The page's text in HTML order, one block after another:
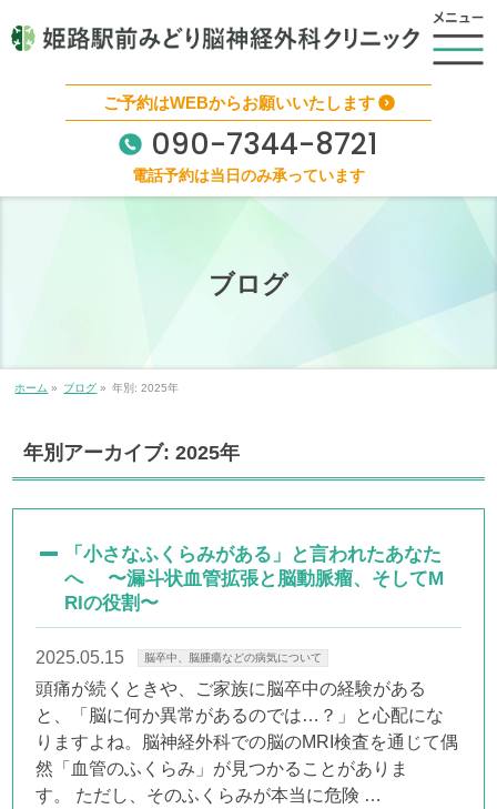
ご予約はWEBからお願いいたします
090-7344-8721
電話予約は当日のみ承っています
ブログ
ホーム » ブログ » 年別: 2025年
年別アーカイブ: 2025年
「小さなふくらみがある」と言われたあなた
へ 〜漏斗状血管拡張と脳動脈瘤、そしてM
RIの役割〜
2025.05.15 脳卒中、脳腫瘍などの病気について
頭痛が続くときや、ご家族に脳卒中の経験がある
と、「脳に何か異常があるのでは…？」と心配にな
りますよね。脳神経外科での脳のMRI検査を通じて偶
然「血管のふくらみ」が見つかることがありま
す。 ただし、そのふくらみが本当に危険 …